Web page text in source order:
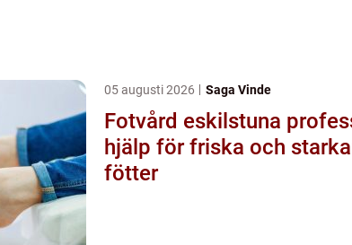
05 augusti 2026 Saga Vinde
Fotvård eskilstuna professionell
hjälp för friska och
fötter